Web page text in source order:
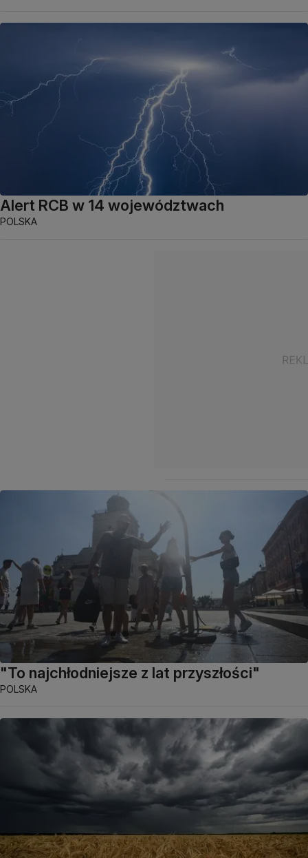
Alert RCB w 14 województwach
POLSKA
"To najchłodniejsze z lat przyszłości"
POLSKA